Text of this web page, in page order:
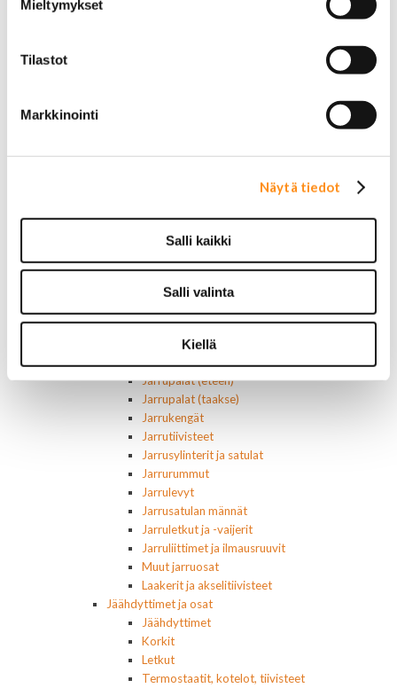
Mieltymykset
Tilastot
Markkinointi
Näytä tiedot
Salli kaikki
Salli valinta
Kiellä
Etusivu
Raidetangonpäät
Iskunvaimentimet ja jouset
Ohjausvaihteet ja osat
Autonhoito
Vahat ja autonhoito
Ruuvit ja mutterit
Huolto-osat ja tarvikkeet
Jarru-osat
Jarrupalat (eteen)
Jarrupalat (taakse)
Jarrukengät
Jarrutiivisteet
Jarrusylinterit ja satulat
Jarrurummut
Jarrulevyt
Jarrusatulan männät
Jarruletkut ja -vaijerit
Jarruliittimet ja ilmausruuvit
Muut jarruosat
Laakerit ja akselitiivisteet
Jäähdyttimet ja osat
Jäähdyttimet
Korkit
Letkut
Termostaatit, kotelot, tiivisteet